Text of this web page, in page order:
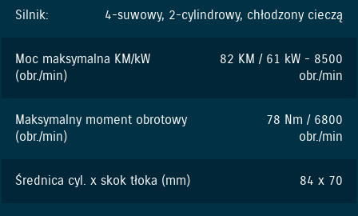
Silnik: 4-suwowy, 2-cylindrowy, chłodzony cieczą
Moc maksymalna KM/kW
(obr./min)
82 KM / 61 kW - 8500
obr./min
Maksymalny moment obrotowy
(obr./min)
78 Nm / 6800
obr./min
Średnica cyl. x skok tłoka (mm) 84 x 70